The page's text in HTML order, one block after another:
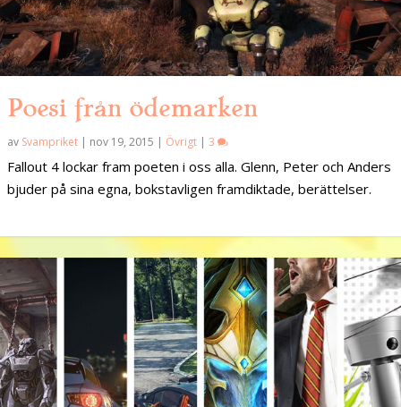
Poesi från ödemarken
av Svampriket nov 19, 2015 Övrigt 3
Fallout 4 lockar fram poeten i oss alla. Glenn, Peter och Anders
bjuder på sina egna, bokstavligen framdiktade, berättelser.